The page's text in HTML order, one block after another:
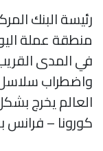
رئيسة البنك
منطقة عملة
في المدى
واضطراب سلاسل
العالم يخرج
كورونا – فرانس